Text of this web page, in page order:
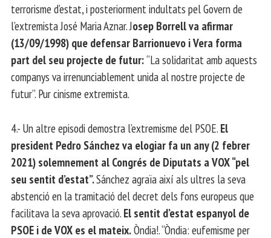
terrorisme d’estat, i posteriorment indultats pel Govern de
l’extremista José Maria Aznar. Josep Borrell va afirmar
(13/09/1998) que defensar Barrionuevo i Vera forma
part del seu projecte de futur:“La solidaritat amb aquests
companys va irrenunciablement unida al nostre projecte de
futur”. Pur cinisme extremista.
4.- Un altre episodi demostra l’extremisme del PSOE. El
president Pedro Sánchez va elogiar fa un any (2 febrer
2021) solemnement al Congrés de Diputats a VOX “pel
seu sentit d’estat”.Sánchez agraïa així als ultres la seva
abstenció en la tramitació del decret dels fons europeus que
facilitava la seva aprovació. El sentit d’estat espanyol de
PSOE i de VOX es el mateix.Òndia!. “Òndia: eufemisme per